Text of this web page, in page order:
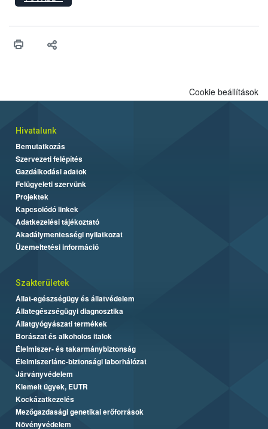
vonni az ebek viselkedésének megítélésében jártas szakértőt.
Cookie beállítások
Hivatalunk
Bemutatkozás
Szervezeti felépítés
Gazdálkodási adatok
Felügyeleti szervünk
Projektek
Kapcsolódó linkek
Adatkezelési tájékoztató
Akadálymentességi nyilatkozat
Üzemeltetési információ
Szakterületek
Állat-egészségügy és állatvédelem
Állategészségügyi diagnosztika
Állatgyógyászati termékek
Borászat és alkoholos italok
Élelmiszer- és takarmánybiztonság
Élelmiszerlánc-biztonsági laborhálózat
Járványvédelem
Kiemelt ügyek, EUTR
Kockázatkezelés
Mezőgazdasági genetikai erőforrások
Növényvédelem